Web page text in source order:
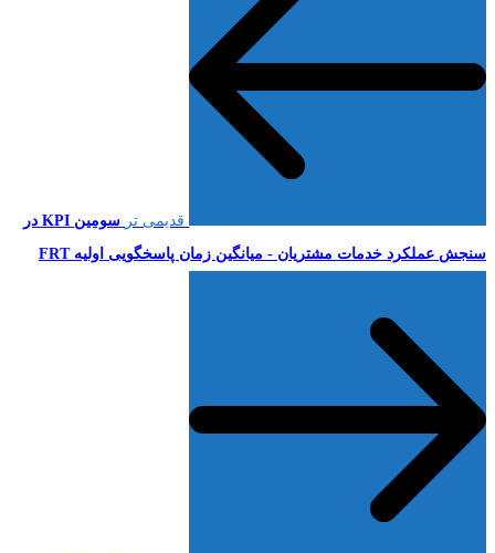
قدیمی تر
سومین KPI در
سنجش عملکرد خدمات مشتریان - میانگین زمان پاسخگویی اولیه FRT